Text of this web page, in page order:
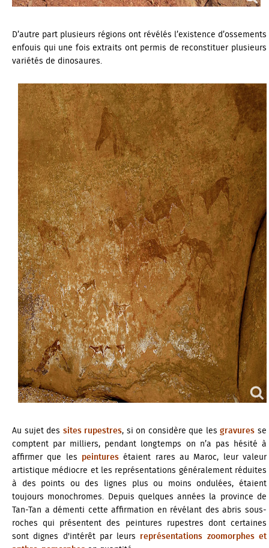
D’autre part plusieurs régions ont révélés l’existence d’ossements
enfouis qui une fois extraits ont permis de reconstituer plusieurs
variétés de dinosaures.
Au sujet des sites rupestres, si on considère que lesgravures se
comptent par milliers, pendant longtemps on n’a pas hésité à
affirmer que les peintures étaient rares au Maroc, leur valeur
artistique médiocre et les représentations généralement réduites
à des points ou des lignes plus ou moins ondulées, étaient
toujours monochromes. Depuis quelques années la province de
Tan-Tan a démenti cette affirmation en révélant des abris sous-
roches qui présentent des peintures rupestres dont certaines
sont dignes d'intérêt par leurs représentations zoomorphes et